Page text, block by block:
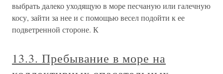
выбрать далеко уходящую в море песчаную или галечную
косу, зайти за нее и с помощью весел подойти к ее
подветренной стороне. К
13.3. Пребывание в море на